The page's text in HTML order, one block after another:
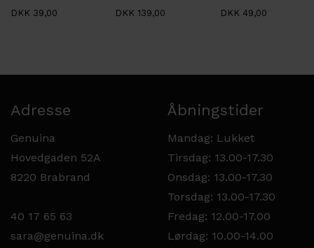
DKK 39,00 DKK 139,00 DKK 49,00
Adresse
Genuina
Hovedgaden 52A
8220 Brabrand
40 17 65 63
sara@genuina.dk
Åbningstider
Mandag: Lukket
Tirsdag: 13.00-17.30
Onsdag: 13.00-17.30
Torsdag: 13.00-17.30
Fredag: 12.00-17.00
Lørdag: 10.00-14.00